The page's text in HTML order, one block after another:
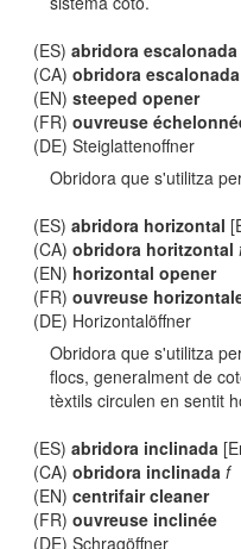
(ES)abridora escalonada
(CA)obridora escalonada
(EN)steeped opener
(FR)ouvreuse
(DE) Steiglattenoffner
Obridora que s'utilitza
(ES)abridora horizontal
(CA)obridora horitzontal
(EN) horizontal opener
(FR)ouvreuse
(DE) Horizontalöffner
Obridora que s'utilitza
flocs, generalment de
tèxtils circulen en sentit
(ES)abridora inclinada
(CA)obridora inclinada f
(EN)centrifair cleaner
(FR)ouvreuse inclinée
(DE) Schragöffner